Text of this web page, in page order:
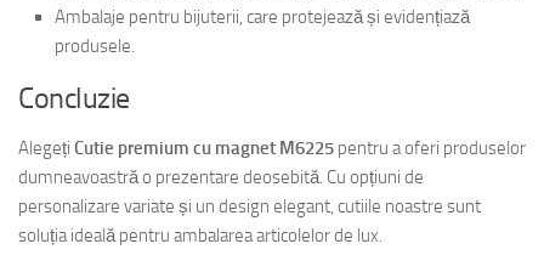
Ambalaje pentru bijuterii, care protejează și evidențiază
produsele.
Concluzie
Alegeți Cutie premium cu magnet M6225 pentru a oferi produselor
dumneavoastră o prezentare deosebită. Cu opțiuni de
personalizare variate și un design elegant, cutiile noastre sunt
soluția ideală pentru ambalarea articolelor de lux.